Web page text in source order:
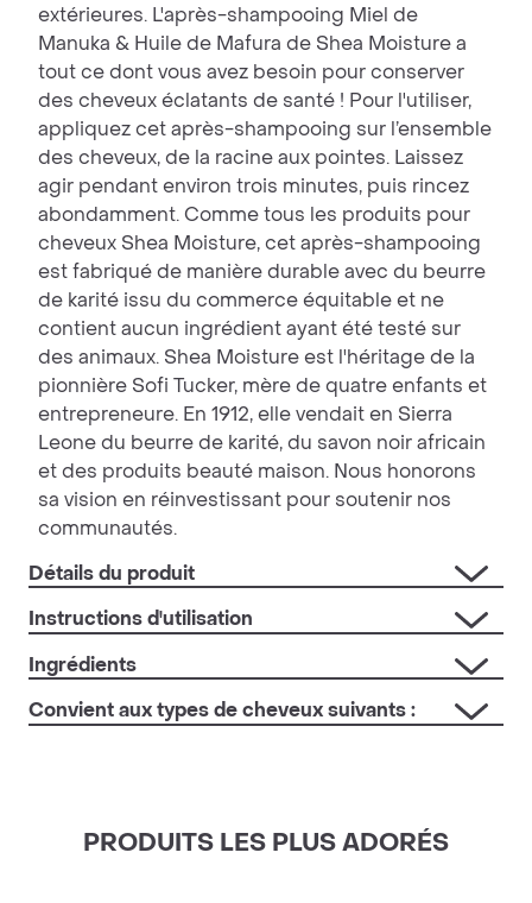
extérieures. L'après-shampooing Miel de
Manuka & Huile de Mafura de Shea Moisture a
tout ce dont vous avez besoin pour conserver
des cheveux éclatants de santé ! Pour l'utiliser,
appliquez cet après-shampooing sur l’ensemble
des cheveux, de la racine aux pointes. Laissez
agir pendant environ trois minutes, puis rincez
abondamment. Comme tous les produits pour
cheveux Shea Moisture, cet après-shampooing
est fabriqué de manière durable avec du beurre
de karité issu du commerce équitable et ne
contient aucun ingrédient ayant été testé sur
des animaux. Shea Moisture est l'héritage de la
pionnière Sofi Tucker, mère de quatre enfants et
entrepreneure. En 1912, elle vendait en Sierra
Leone du beurre de karité, du savon noir africain
et des produits beauté maison. Nous honorons
sa vision en réinvestissant pour soutenir nos
communautés.
Détails du produit
Instructions d'utilisation
Ingrédients
Convient aux types de cheveux suivants :
PRODUITS LES PLUS ADORÉS